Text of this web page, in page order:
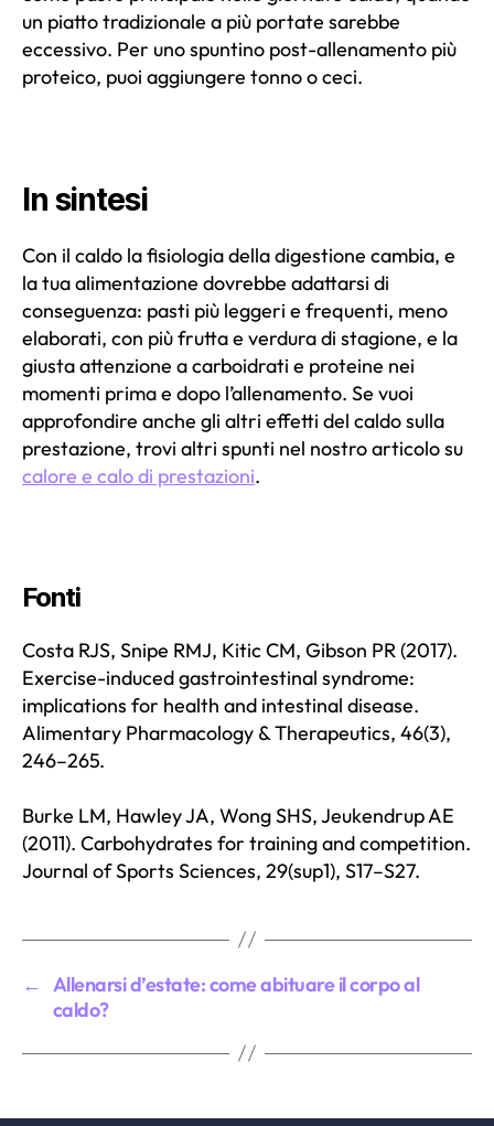
un piatto tradizionale a più portate sarebbe
eccessivo. Per uno spuntino post-allenamento più
proteico, puoi aggiungere tonno o ceci.
In sintesi
Con il caldo la fisiologia della digestione cambia, e
la tua alimentazione dovrebbe adattarsi di
conseguenza: pasti più leggeri e frequenti, meno
elaborati, con più frutta e verdura di stagione, e la
giusta attenzione a carboidrati e proteine nei
momenti prima e dopo l’allenamento. Se vuoi
approfondire anche gli altri effetti del caldo sulla
prestazione, trovi altri spunti nel nostro articolo su
calore e calo di prestazioni.
Fonti
Costa RJS, Snipe RMJ, Kitic CM, Gibson PR (2017).
Exercise-induced gastrointestinal syndrome:
implications for health and intestinal disease.
Alimentary Pharmacology & Therapeutics, 46(3),
246–265.
Burke LM, Hawley JA, Wong SHS, Jeukendrup AE
(2011). Carbohydrates for training and competition.
Journal of Sports Sciences, 29(sup1), S17–S27.
←
Allenarsi d’estate: come abituare il corpo al
caldo?